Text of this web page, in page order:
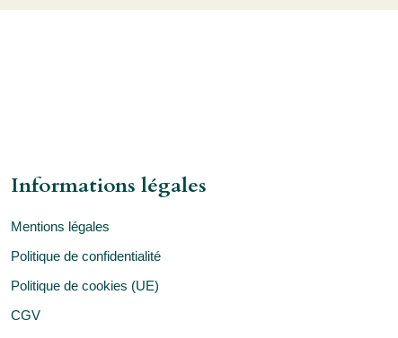
Informations légales
Mentions légales
Politique de confidentialité
Politique de cookies (UE)
CGV